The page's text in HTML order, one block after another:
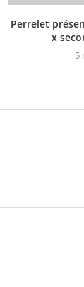
Perrelet
x
5